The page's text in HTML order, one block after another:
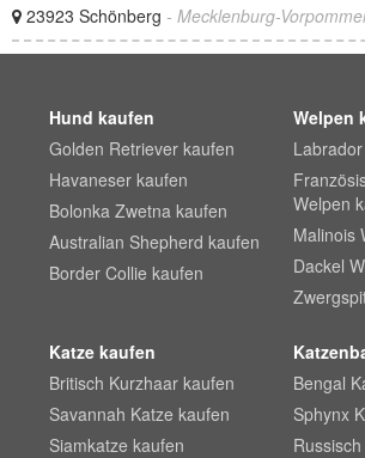
23923 Schönberg - Mecklenburg-
Hund kaufen
Golden Retriever kaufen
Havaneser kaufen
Bolonka Zwetna kaufen
Australian Shepherd kaufen
Border Collie kaufen
Welpen
Welpen
Malinois
Dackel
Katze kaufen
Britisch Kurzhaar kaufen
Savannah Katze kaufen
Siamkatze kaufen
Bengal
Sphynx